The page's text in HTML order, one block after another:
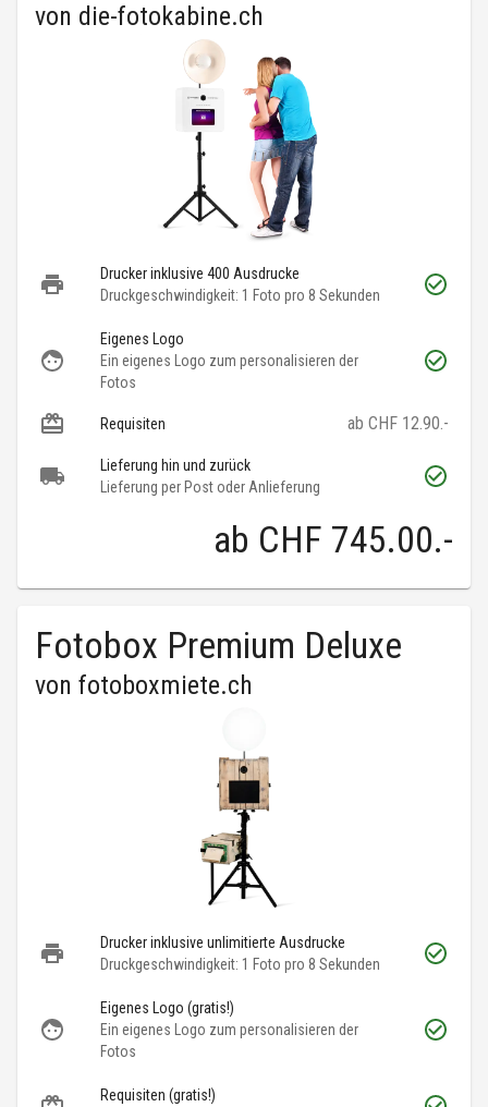
von die-fotokabine.ch
Drucker inklusive 400 Ausdrucke
Druckgeschwindigkeit: 1 Foto pro 8 Sekunden
Eigenes Logo
Ein eigenes Logo zum personalisieren der
Fotos
Requisiten ab CHF 12.90.-
Lieferung hin und zurück
Lieferung per Post oder Anlieferung
ab CHF 745.00.-
Fotobox Premium Deluxe
von fotoboxmiete.ch
Drucker inklusive unlimitierte Ausdrucke
Druckgeschwindigkeit: 1 Foto pro 8 Sekunden
Eigenes Logo (gratis!)
Ein eigenes Logo zum personalisieren der
Fotos
Requisiten (gratis!)